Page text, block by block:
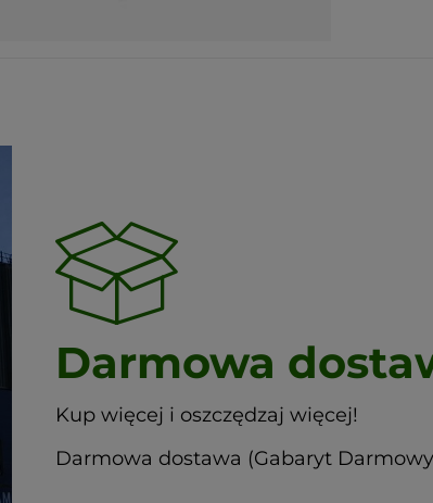
Darmowa
Kup więcej i oszczędzaj więcej!
Darmowa dostawa (Gabaryt